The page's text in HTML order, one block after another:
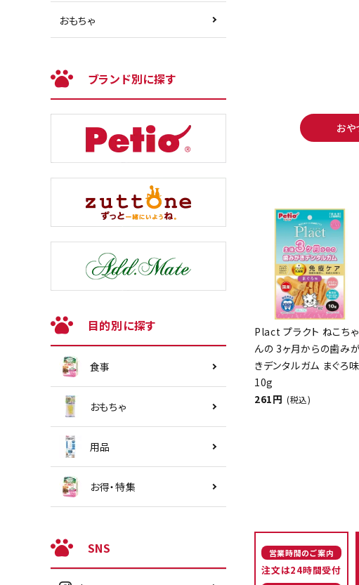
おもちゃ
ブランド別に探す
目的別に探す
食事
おもちゃ
用品
お得・特集
SNS
おや
Plact プラクト ねこちゃ
んの 3ヶ月からの歯み
きデンタルガム まぐろ味
10g
261円 (税込)
営業時間のご案内
注文は24時間受付